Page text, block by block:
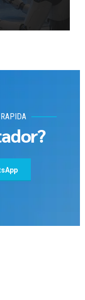
para crear una
No
por
y las